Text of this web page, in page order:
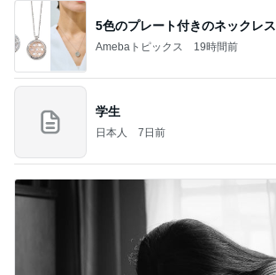
5色のプレート付きのネックレス
Amebaトピックス 19時間前
学生
日本人 7日前